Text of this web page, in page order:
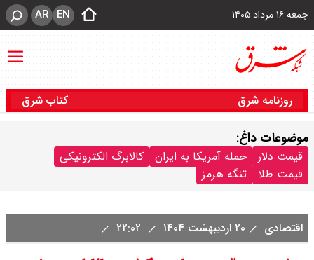
جمعه ۱۶ مرداد ۱۴۰۵ EN
AR
روزنامه شرق کتاب شرق
موضوعات داغ:
قیمت دلار حمله آمریکا به ایران
کالابرگ الکترونیکی
قیمت طلا
تنگه هرمز
اقتصادی ۲۰ اردیبهشت ۱۴۰۴